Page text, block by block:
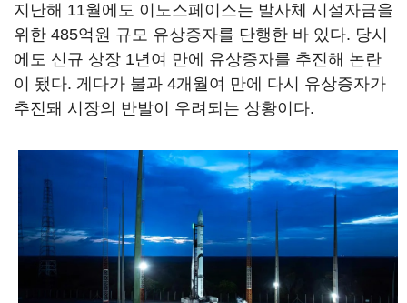
지난해 11월에도 이노스페이스는 발사체 시설자금을
위한 485억원 규모 유상증자를 단행한 바 있다. 당시
에도 신규 상장 1년여 만에 유상증자를 추진해 논란
이 됐다. 게다가 불과 4개월여 만에 다시 유상증자가
추진돼 시장의 반발이 우려되는 상황이다.